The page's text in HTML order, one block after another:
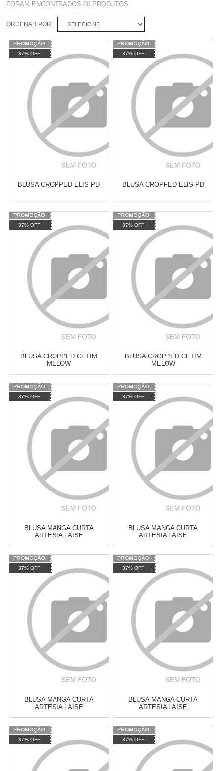
FORAM ENCONTRADOS20 PRODUTOS
ORDENAR POR: SELECIONE
37% OFF
BLUSA CROPPED ELIS PD
Varejo:
Atacado: R$ 2.550,90 (Apenas
Revendedor)
10 x
Cat:
COMPRAR
37% OFF
BLUSA CROPPED ELIS PD
Varejo:
Atacado: R$ 2.550,90 (Apenas
Revendedor)
10
Cat:
COMPRAR
37% OFF
BLUSA CROPPED CETIM
MELOW
Varejo:
Atacado: R$ 2.550,90 (Apenas
Revendedor)
10 x
Cat:
COMPRAR
37% OFF
BLUSA CROPPED CETIM
MELOW
Varejo:
Atacado: R$ 2.550,90 (Apenas
Revendedor)
10
Cat:
COMPRAR
37% OFF
BLUSA MANGA CURTA
ARTESIA LAISE
Varejo:
Atacado: R$ 2.550,90 (Apenas
Revendedor)
10 x
Cat:MANGA CURTA
COMPRAR
37% OFF
BLUSA MANGA CURTA
ARTESIA LAISE
Varejo:
Atacado: R$ 2.550,90 (Apenas
Revendedor)
10
Cat:MANGA CURTA
COMPRAR
37% OFF
BLUSA MANGA CURTA
ARTESIA LAISE
Varejo:
Atacado: R$ 2.550,90 (Apenas
Revendedor)
10 x
Cat:MANGA CURTA
37% OFF
BLUSA MANGA CURTA
ARTESIA LAISE
Varejo:
Atacado: R$ 2.550,90 (Apenas
Revendedor)
10
Cat:MANGA CURTA
37% OFF 37% OFF